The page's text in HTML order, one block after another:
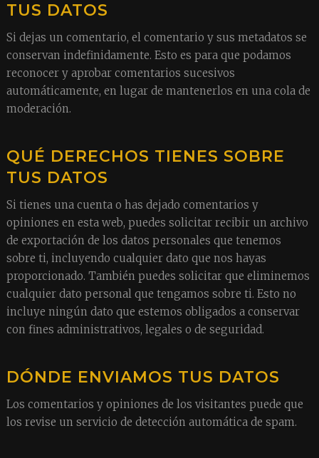
TUS DATOS
Si dejas un comentario, el comentario y sus metadatos se
conservan indefinidamente. Esto es para que podamos
reconocer y aprobar comentarios sucesivos
automáticamente, en lugar de mantenerlos en una cola de
moderación.
QUÉ DERECHOS TIENES SOBRE
TUS DATOS
Si tienes una cuenta o has dejado comentarios y
opiniones en esta web, puedes solicitar recibir un archivo
de exportación de los datos personales que tenemos
sobre ti, incluyendo cualquier dato que nos hayas
proporcionado. También puedes solicitar que eliminemos
cualquier dato personal que tengamos sobre ti. Esto no
incluye ningún dato que estemos obligados a conservar
con fines administrativos, legales o de seguridad.
DÓNDE ENVIAMOS TUS DATOS
Los comentarios y opiniones de los visitantes puede que
los revise un servicio de detección automática de spam.